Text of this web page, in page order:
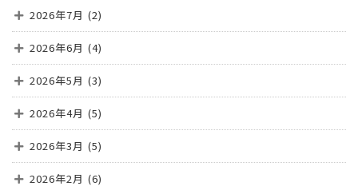
2026年7月 (2)
2026年6月 (4)
2026年5月 (3)
2026年4月 (5)
2026年3月 (5)
2026年2月 (6)